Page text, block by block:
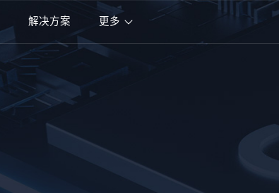
解决方案 更多